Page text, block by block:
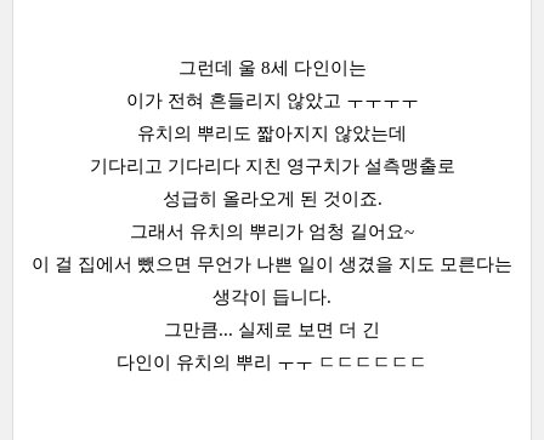
그런데 울 8세 다인이는
이가 전혀 흔들리지 않았고 ㅜㅜㅜㅜ
유치의 뿌리도 짧아지지 않았는데
기다리고 기다리다 지친 영구치가 설측맹출로
성급히 올라오게 된 것이죠.
그래서 유치의 뿌리가 엄청 길어요~
이 걸 집에서 뺐으면 무언가 나쁜 일이 생겼을 지도 모른다는
생각이 듭니다.
그만큼... 실제로 보면 더 긴
다인이 유치의 뿌리 ㅜㅜ ㄷㄷㄷㄷㄷㄷ